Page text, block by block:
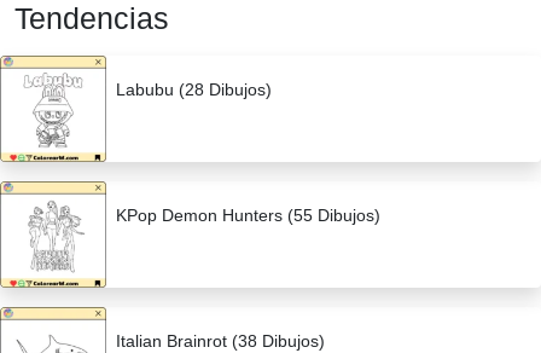
Tendencias
Labubu (28 Dibujos)
KPop Demon Hunters (55 Dibujos)
Italian Brainrot (38 Dibujos)